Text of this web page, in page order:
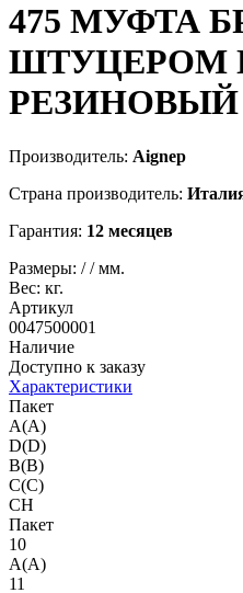
475 МУФТА
ШТУЦЕРОМ
Производитель: Aignep
Страна производитель:
Гарантия: 12 месяцев
Размеры: //мм.
Вес: кг.
Артикул
0047500001
Наличие
Доступно к заказу
Характеристики
Пакет
A(A)
D(D)
B(B)
C(C)
CH
Пакет
10
A(A)
11